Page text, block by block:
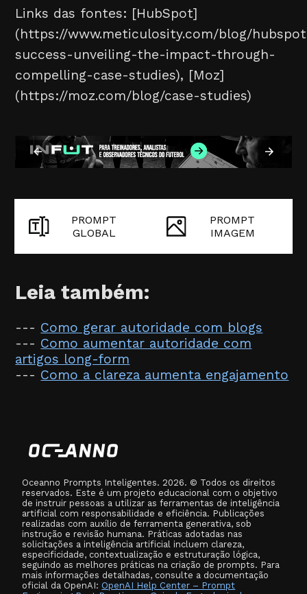
Links das fontes: [HubSpot]
(https://www.meticulosity.com/blog/
success-unveiling-the-impact-through-
compelling-case-studies), [Moz]
(https://moz.com/blog/case-studies)
PROMPT
GLOBAL
PROMPT
IMAGEM
Leia também:
--- Como gerar autoridade com blogs
--- Como aumentar autoridade com
artigos long-form
--- Como a clareza aumenta engajamento
Oceanno Prompts Inteligentes. 2026. © Todos os direitos
reservados. Este é um projeto educacional com o objetivo
de instruir pessoas a utilizar as ferramentas de inteligência
artificial com responsabilidade e eficiência. Publicações
realizadas com auxílio de ferramenta generativa, sob
instrução e revisão humana. Práticas adotadas nas
solicitações a inteligência artificial incluem clareza,
especificidade, contextualização e estruturação lógica,
seguindo as melhores práticas na criação de prompts. Para
mais informações detalhadas, consulte a documentação
oficial da OpenAI: OpenAI Help Center – Prompt